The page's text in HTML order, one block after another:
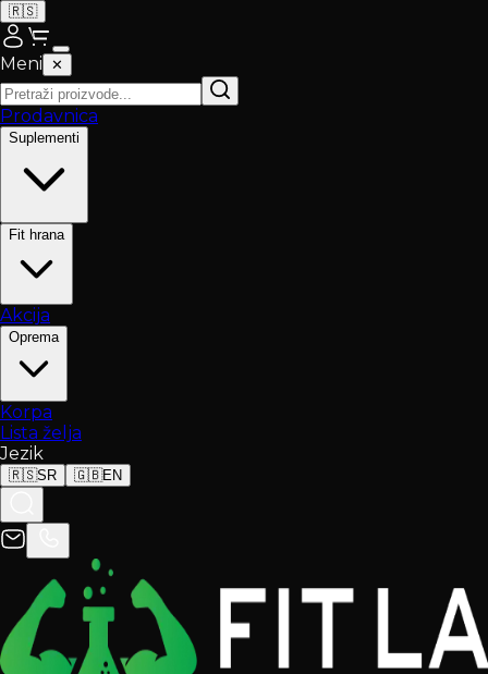
🇷🇸
Meni ✕
Prodavnica
Suplementi
Fit hrana
Akcija
Oprema
Korpa
Lista želja
Jezik
🇷🇸SR 🇬🇧EN